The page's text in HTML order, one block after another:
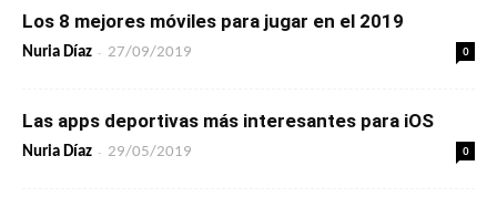
Los 8 mejores móviles para jugar en el 2019
Nuria Díaz - 27/09/2019 0
Las apps deportivas más interesantes para iOS
Nuria Díaz - 29/05/2019 0